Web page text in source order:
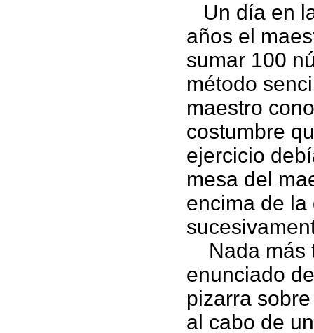
Un día en
años el
sumar 100
método
maestro
costumbre
ejercicio
mesa del
encima de
Nada más
enunciado
pizarra
al cabo de